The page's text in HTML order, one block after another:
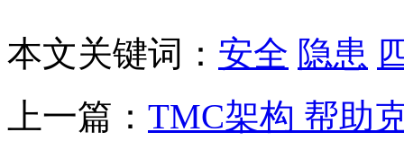
本文关键词： 安全 隐患
上一篇： TMC架构 帮助